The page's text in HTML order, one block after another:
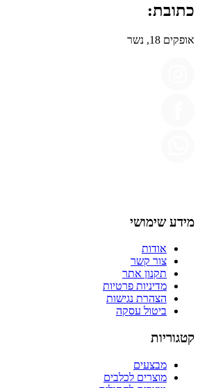
כתובת:
אופקים 18, נשר
מידע שימושי
אודות
צור קשר
תקנון אתר
מדיניות פרטיות
הצהרת נגישות
ביטול עסקה
קטגוריות
מבצעים
מוצרים לכלבים